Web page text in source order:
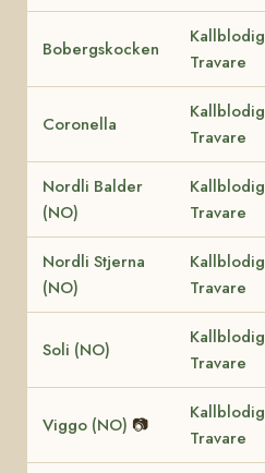
Bobergskocken
Kallblodig
Travare
Coronella
Kallblodig
Travare
Nordli Balder
(NO)
Kallblodig
Travare
Nordli Stjerna
(NO)
Kallblodig
Travare
Soli (NO)
Kallblodig
Travare
Viggo (NO) 📷
Kallblodig
Travare